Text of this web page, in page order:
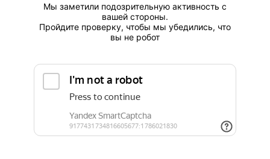
Мы заметили подозрительную активность с
вашей стороны.
Пройдите проверку, чтобы мы убедились, что
вы не робот